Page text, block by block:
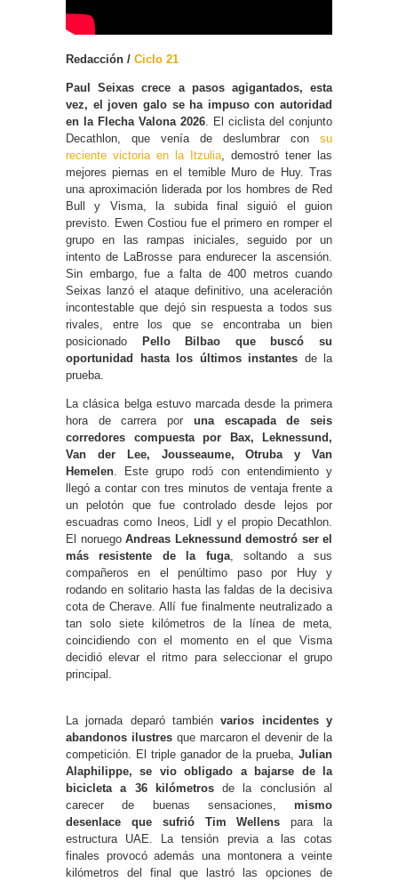
Redacción / Ciclo 21
Paul Seixas crece a pasos agigantados, esta
vez, el joven galo se ha impuso con autoridad
en la Flecha Valona 2026. El ciclista del conjunto
Decathlon, que venía de deslumbrar con su
reciente victoria en la Itzulia, demostró tener las
mejores piernas en el temible Muro de Huy. Tras
una aproximación liderada por los hombres de Red
Bull y Visma, la subida final siguió el guion
previsto. Ewen Costiou fue el primero en romper el
grupo en las rampas iniciales, seguido por un
intento de LaBrosse para endurecer la ascensión.
Sin embargo, fue a falta de 400 metros cuando
Seixas lanzó el ataque definitivo, una aceleración
incontestable que dejó sin respuesta a todos sus
rivales, entre los que se encontraba un bien
posicionado
Pello Bilbao que buscó su
oportunidad hasta los últimos instantes de la
prueba.
La clásica belga estuvo marcada desde la primera
hora de carrera por una escapada de seis
corredores compuesta por Bax, Leknessund,
Van der Lee, Jousseaume, Otruba y Van
Hemelen. Este grupo rodó con entendimiento y
llegó a contar con tres minutos de ventaja frente a
un pelotón que fue controlado desde lejos por
escuadras como Ineos, Lidl y el propio Decathlon.
El noruegoAndreas Leknessund demostró ser el
más resistente de la fuga, soltando a sus
compañeros en el penúltimo paso por Huy y
rodando en solitario hasta las faldas de la decisiva
cota de Cherave. Allí fue finalmente neutralizado a
tan solo siete kilómetros de la línea de meta,
coincidiendo con el momento en el que Visma
decidió elevar el ritmo para seleccionar el grupo
principal.
La jornada deparó tambiénvarios incidentes y
abandonos ilustresque marcaron el devenir de la
competición. El triple ganador de la prueba, Julian
Alaphilippe, se vio obligado a bajarse de la
bicicleta a 36 kilómetrosde la conclusión al
carecer de buenas sensaciones, mismo
desenlace que sufrió Tim Wellens para la
estructura UAE. La tensión previa a las cotas
finales provocó además una montonera a veinte
kilómetros del final que lastró las opciones de